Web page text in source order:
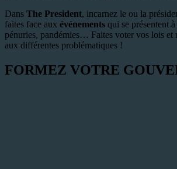
Dans The President, incarnez le ou la
faites face aux événements qui se présentent
pénuries, pandémies… Faites voter vos lois et
aux différentes problématiques !
FORMEZ VOTRE